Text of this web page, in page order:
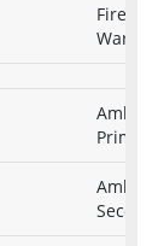
Primary